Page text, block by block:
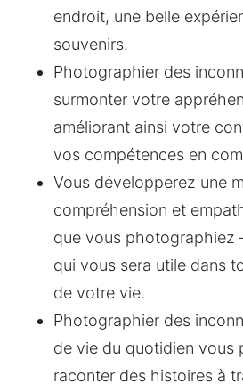
endroit, une belle
souvenirs.
Photographier des
surmonter votre
améliorant ainsi votre
vos compétences en
Vous développerez une
compréhension et
que vous photographiez
qui vous sera utile dans
de votre vie.
Photographier des
de vie du quotidien vous
raconter des histoires à